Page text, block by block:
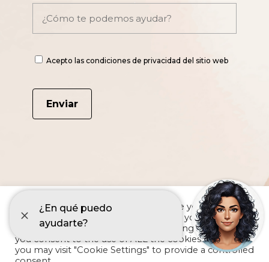
Acepto las condiciones de privacidad del sitio web
We use cookies on our website to give you the most
relevant experience by remembering your
preferences and repeat visits. By clicking “Accept All”,
you consent to the use of ALL the cookies. However,
you may visit "Cookie Settings" to provide a controlled